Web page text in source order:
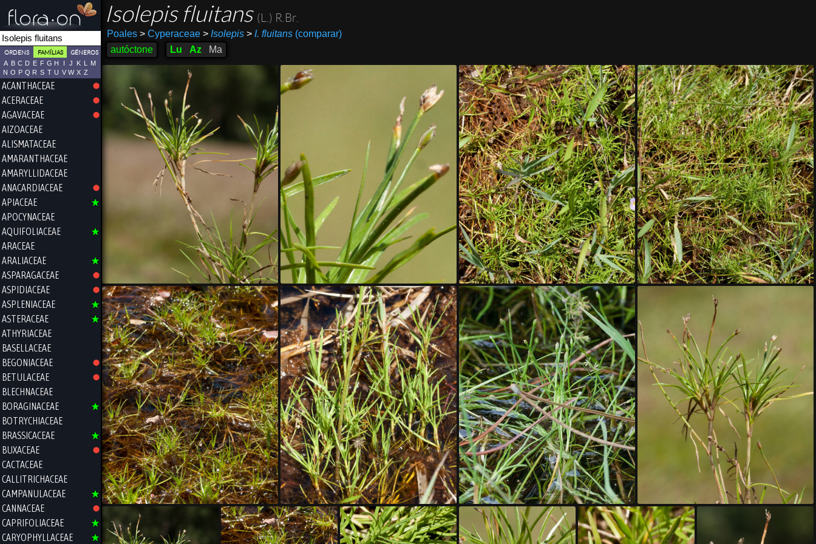
ORDENS FAMÍLIAS GÉNEROS
A B C D E F G H I J K L
M
N O P Q R S T U V W X Z
ACANTHACEAE
ACERACEAE
AGAVACEAE
AIZOACEAE
ALISMATACEAE
AMARANTHACEAE
AMARYLLIDACEAE
ANACARDIACEAE
APIACEAE
APOCYNACEAE
AQUIFOLIACEAE
ARACEAE
ARALIACEAE
ASPARAGACEAE
ASPIDIACEAE
ASPLENIACEAE
ASTERACEAE
ATHYRIACEAE
BASELLACEAE
BEGONIACEAE
BETULACEAE
BLECHNACEAE
BORAGINACEAE
BOTRYCHIACEAE
BRASSICACEAE
BUXACEAE
CACTACEAE
CALLITRICHACEAE
CAMPANULACEAE
CANNACEAE
CAPRIFOLIACEAE
CARYOPHYLLACEAE
Isolepis fluitans (L.) R.Br.
Poales >Cyperaceae > Isolepis > I. fluitans(comparar)
autóctone
Lu Az Ma